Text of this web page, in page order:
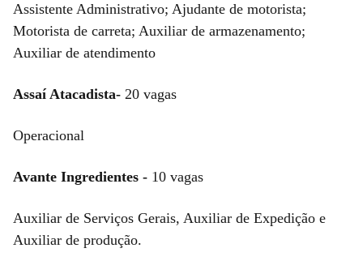
Assistente Administrativo; Ajudante de motorista;
Motorista de carreta; Auxiliar de armazenamento;
Auxiliar de atendimento
Assaí Atacadista- 20 vagas
Operacional
Avante Ingredientes - 10 vagas
Auxiliar de Serviços Gerais, Auxiliar de Expedição e
Auxiliar de produção.